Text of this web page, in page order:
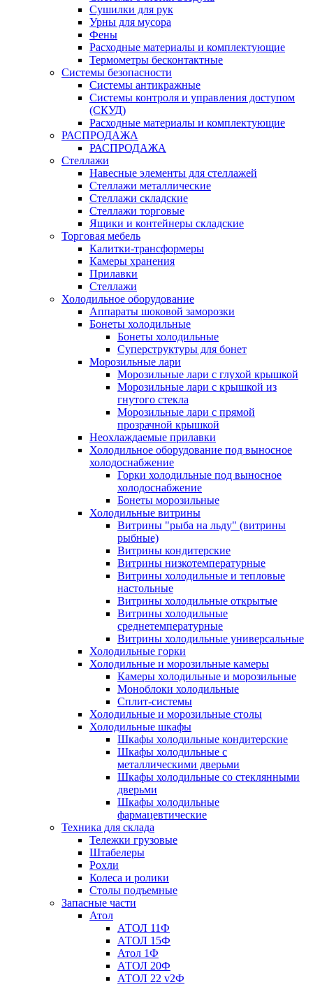
Сушилки для рук
Урны для мусора
Фены
Расходные материалы и комплектующие
Термометры бесконтактные
Системы безопасности
Системы антикражные
Системы контроля и управления доступом
(СКУД)
Расходные материалы и комплектующие
РАСПРОДАЖА
РАСПРОДАЖА
Стеллажи
Навесные элементы для стеллажей
Стеллажи металлические
Стеллажи складские
Стеллажи торговые
Ящики и контейнеры складские
Торговая мебель
Калитки-трансформеры
Камеры хранения
Прилавки
Стеллажи
Холодильное оборудование
Аппараты шоковой заморозки
Бонеты холодильные
Бонеты холодильные
Суперструктуры для бонет
Морозильные лари
Морозильные лари с глухой крышкой
Морозильные лари с крышкой из
гнутого стекла
Морозильные лари с прямой
прозрачной крышкой
Неохлаждаемые прилавки
Холодильное оборудование под выносное
холодоснабжение
Горки холодильные под выносное
холодоснабжение
Бонеты морозильные
Холодильные витрины
Витрины "рыба на льду" (витрины
рыбные)
Витрины кондитерские
Витрины низкотемпературные
Витрины холодильные и тепловые
настольные
Витрины холодильные открытые
Витрины холодильные
среднетемпературные
Витрины холодильные универсальные
Холодильные горки
Холодильные и морозильные камеры
Камеры холодильные и морозильные
Моноблоки холодильные
Сплит-системы
Холодильные и морозильные столы
Холодильные шкафы
Шкафы холодильные кондитерские
Шкафы холодильные с
металлическими дверьми
Шкафы холодильные со стеклянными
дверьми
Шкафы холодильные
фармацевтические
Техника для склада
Тележки грузовые
Штабелеры
Рохли
Колеса и ролики
Столы подъемные
Запасные части
Атол
АТОЛ 11Ф
АТОЛ 15Ф
Атол 1Ф
АТОЛ 20Ф
АТОЛ 22 v2Ф